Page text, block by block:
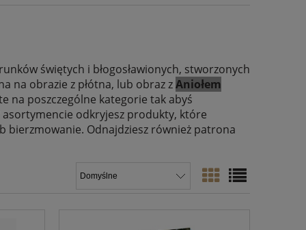
świętych i błogosławionych, stworzonych
na obrazie z płótna, lub obraz zAniołem
na poszczególne kategorie tak abyś
asortymencie odkryjesz produkty, które
bierzmowanie. Odnajdziesz również patrona